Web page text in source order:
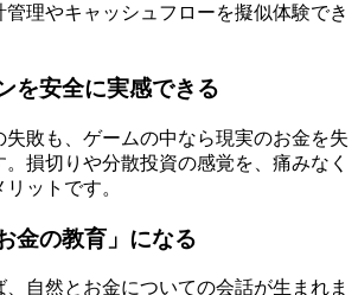
管理やキャッシュフローを擬似体験でき
を安全に実感できる
敗も、ゲームの中なら現実のお金を失
損切りや分散投資の感覚を、痛みなく
ットです。
金の教育」になる
自然とお金についての会話が生まれま